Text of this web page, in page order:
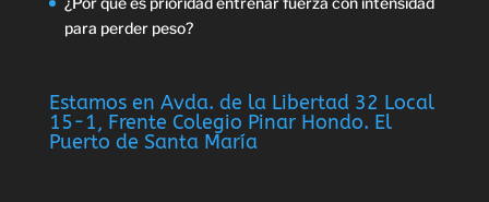
para perder peso?
Estamos en Avda. de la Libertad 32 Local
15-1, Frente Colegio Pinar Hondo. El
Puerto de Santa María